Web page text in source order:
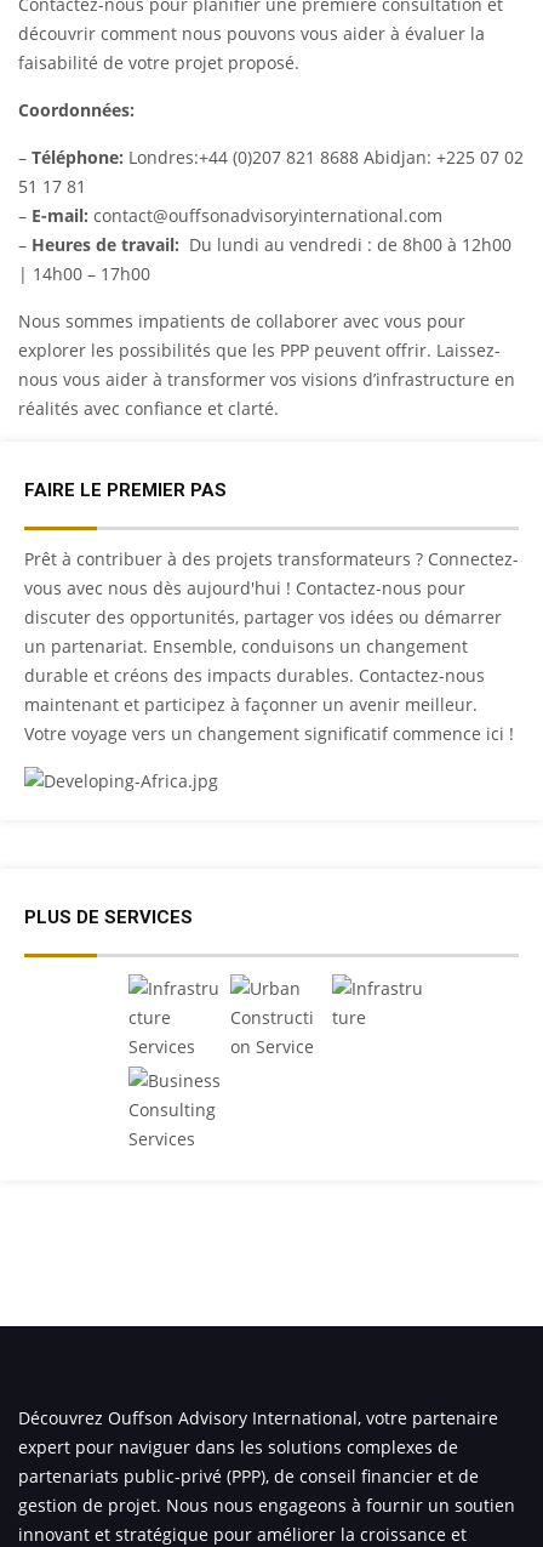
découvrir comment nous pouvons vous aider à évaluer la
faisabilité de votre projet proposé.
Coordonnées:
– Téléphone: Londres:+44 (0)207 821 8688 Abidjan: +225 07 02
51 17 81
– E-mail: contact@ouffsonadvisoryinternational.com
– Heures de travail: Du lundi au vendredi : de 8h00 à 12h00
| 14h00 – 17h00
Nous sommes impatients de collaborer avec vous pour
explorer les possibilités que les PPP peuvent offrir. Laissez-
nous vous aider à transformer vos visions d’infrastructure en
réalités avec confiance et clarté.
FAIRE LE PREMIER PAS
Prêt à contribuer à des projets transformateurs ? Connectez-
vous avec nous dès aujourd'hui ! Contactez-nous pour
discuter des opportunités, partager vos idées ou démarrer
un partenariat. Ensemble, conduisons un changement
durable et créons des impacts durables. Contactez-nous
maintenant et participez à façonner un avenir meilleur.
Votre voyage vers un changement significatif commence ici !
PLUS DE SERVICES
Découvrez Ouffson Advisory International, votre partenaire
expert pour naviguer dans les solutions complexes de
partenariats public-privé (PPP), de conseil financier et de
gestion de projet. Nous nous engageons à fournir un soutien
innovant et stratégique pour améliorer la croissance et